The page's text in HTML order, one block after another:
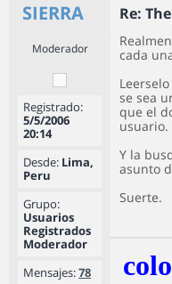
SIERRA Re:
Moderador
Registrado:
5/5/2006
20:14
Desde: Lima,
Peru
Grupo:
Usuarios
Registrados
Moderador
Mensajes:78
cada
se sea
que el
usuario.
Y la
asunto
Suerte.